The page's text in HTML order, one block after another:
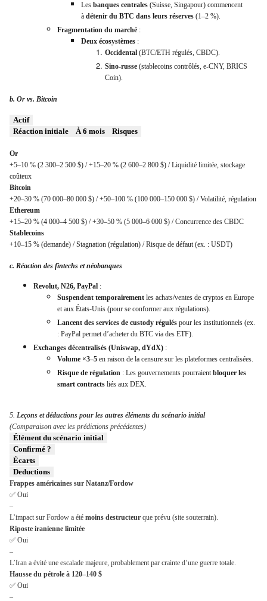
Les banques centrales (Suisse, Singapour) commencent
à détenir du BTC dans leurs réserves (1–2 %).
Fragmentation du marché :
Deux écosystèmes :
Occidental (BTC/ETH régulés, CBDC).
Sino-russe (stablecoins contrôlés, e-CNY, BRICS
Coin).
b. Or vs. Bitcoin
Actif
Réaction initiale
À 6 mois Risques
Or
+5–10 % (2 300–2 500 $) / +15–20 % (2 600–2 800 $) / Liquidité limitée, stockage
coûteux
Bitcoin
+20–30 % (70 000–80 000 $) / +50–100 % (100 000–150 000 $) / Volatilité, régulation
Ethereum
+15–20 % (4 000–4 500 $) / +30–50 % (5 000–6 000 $) / Concurrence des CBDC
Stablecoins
+10–15 % (demande) / Stagnation (régulation) / Risque de défaut (ex. : USDT)
c. Réaction des fintechs et néobanques
Revolut, N26, PayPal :
Suspendent temporairement les achats/ventes de cryptos en Europe
et aux États-Unis (pour se conformer aux régulations).
Lancent des services de custody régulés pour les institutionnels (ex.
: PayPal permet d’acheter du BTC via des ETF).
Exchanges décentralisés (Uniswap, dYdX) :
Volume ×3–5 en raison de la censure sur les plateformes centralisées.
Risque de régulation : Les gouvernements pourraientbloquer les
smart contracts liés aux DEX.
5. Leçons et déductions pour les autres éléments du scénario initial
(Comparaison avec les prédictions précédentes)
Élément du scénario initial
Confirmé ?
Écarts
Deductions
Frappes américaines sur Natanz/Fordow
✅ Oui
–
L’impact sur Fordow a été moins destructeur que prévu (site souterrain).
Riposte iranienne limitée
✅ Oui
–
L’Iran a évité une escalade majeure, probablement par crainte d’une guerre totale.
Hausse du pétrole à 120–140 $
✅ Oui
–